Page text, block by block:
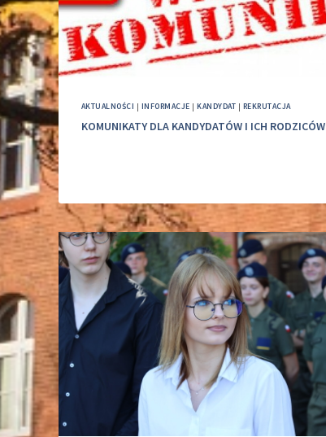
AKTUALNOŚCI | INFORMACJE |KANDYDAT | REKRUTACJA
KOMUNIKATY DLA KANDYDATÓW I ICH RODZICÓW